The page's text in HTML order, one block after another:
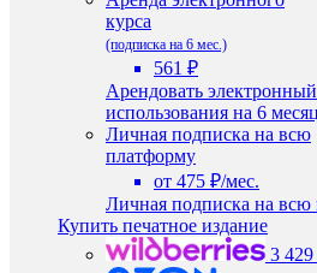
курса
(подписка на 6 мес.)
561 ₽
Арендовать
использования на 6
Личная подписка на всю
платформу
от 475 ₽/мес.
Личная подписка на всю
Купить печатное издание
3